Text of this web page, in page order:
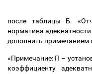
после таблицы Б.
норматива
дополнить
«Примечание: П –
коэффициенту